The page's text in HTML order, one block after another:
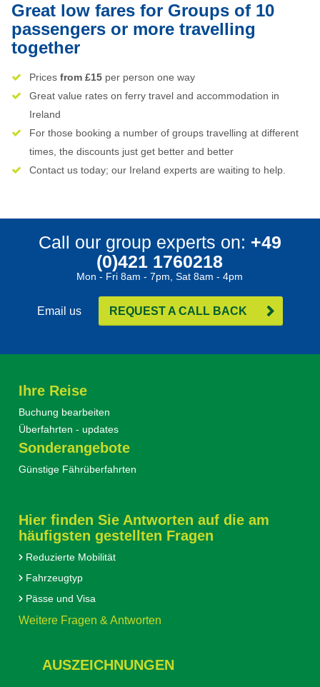
Great low fares for Groups of 10
passengers or more travelling
together
Prices from £15per person one way
Great value rates on ferry travel and accommodation in
Ireland
For those booking a number of groups travelling at different
times, the discounts just get better and better
Contact us today; our Ireland experts are waiting to help.
Call our group experts on: +49
(0)421 1760218
Mon - Fri 8am - 7pm, Sat 8am - 4pm
Email us REQUEST A CALL BACK
Ihre Reise
Buchung bearbeiten
Überfahrten - updates
Sonderangebote
Günstige Fährüberfahrten
Hier finden Sie Antworten auf die am
häufigsten gestellten Fragen
Reduzierte Mobilität
Fahrzeugtyp
Pässe und Visa
Weitere Fragen & Antworten
AUSZEICHNUNGEN